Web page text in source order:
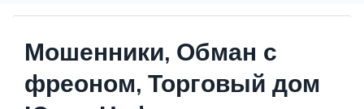
Мошенники, Обман с
фреоном, Торговый дом